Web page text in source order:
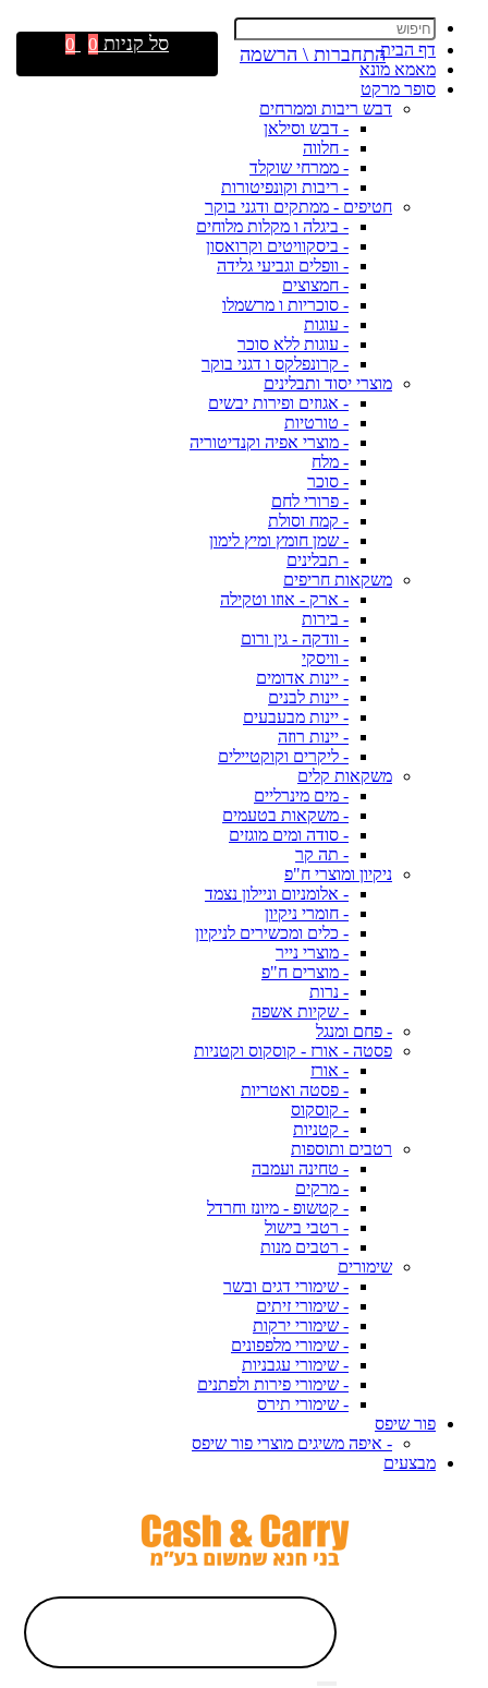
דף הבית
מאמא מונא
סופר מרקט
דבש ריבות וממרחים
- דבש וסילאן
- חלווה
- ממרחי שוקלד
- ריבות וקונפיטורות
חטיפים - ממתקים ודגני בוקר
- ביגלה ו מקלות מלוחים
- ביסקוויטים וקרואסון
- וופלים וגביעי גלידה
- חמצוצים
- סוכריות ו מרשמלו
- עוגות
- עוגות ללא סוכר
- קרונפלקס ו דגני בוקר
מוצרי יסוד ותבלינים
- אגוזים ופירות יבשים
- טורטיות
- מוצרי אפיה וקנדיטוריה
- מלח
- סוכר
- פרורי לחם
- קמח וסולת
- שמן חומץ ומיץ לימון
- תבלינים
משקאות חריפים
- ארק - אוזו וטקילה
- בירות
- וודקה - גין ורום
- וויסקי
- יינות אדומים
- יינות לבנים
- יינות מבעבעים
- יינות רוזה
- ליקרים וקוקטיילים
משקאות קלים
- מים מינרליים
- משקאות בטעמים
- סודה ומים מוגזים
- תה קר
ניקיון ומוצרי ח"פ
- אלומניום וניילון נצמד
- חומרי ניקיון
- כלים ומכשירים לניקיון
- מוצרי נייר
- מוצרים ח"פ
- נרות
- שקיות אשפה
- פחם ומנגל
פסטה - אורז - קוסקוס וקטניות
- אורז
- פסטה ואטריות
- קוסקוס
- קטניות
רטבים ותוספות
- טחינה ועמבה
- מרקים
- קטשופ - מיונז וחרדל
- רטבי בישול
- רטבים מנות
שימורים
- שימורי דגים ובשר
- שימורי זיתים
- שימורי ירקות
- שימורי מלפפונים
- שימורי עגבניות
- שימורי פירות ולפתנים
- שימורי תירס
פור שיפס
- איפה משיגים מוצרי פור שיפס
מבצעים
התחברות \ הרשמה סל קניות 0
0